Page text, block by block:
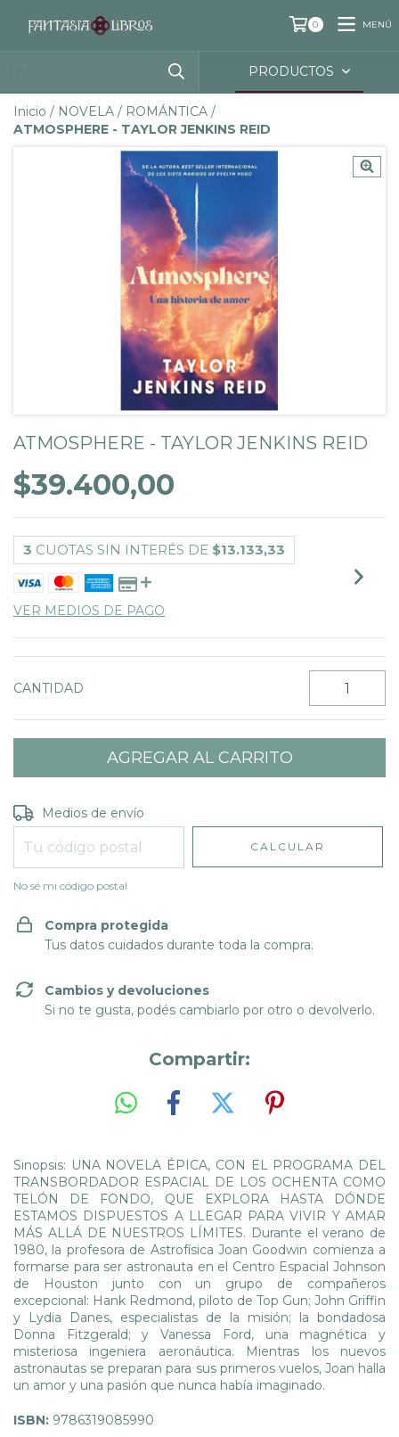
0 MENÚ
PRODUCTOS
Inicio / NOVELA / ROMÁNTICA /
ATMOSPHERE - TAYLOR JENKINS REID
ATMOSPHERE - TAYLOR JENKINS REID
$39.400,00
3 CUOTAS SIN INTERÉS DE $13.133,33
VER MEDIOS DE PAGO
CANTIDAD
Entregas para el CP:
Medios de envío
CALCULAR
No sé mi código postal
Compra protegida
Tus datos cuidados durante toda la compra.
Cambios y devoluciones
Si no te gusta, podés cambiarlo por otro o devolverlo.
Compartir:
Sinopsis: UNA NOVELA ÉPICA, CON EL PROGRAMA DEL
TRANSBORDADOR ESPACIAL DE LOS OCHENTA COMO
TELÓN DE FONDO, QUE EXPLORA HASTA DÓNDE
ESTAMOS DISPUESTOS A LLEGAR PARA VIVIR Y AMAR
MÁS ALLÁ DE NUESTROS LÍMITES. Durante el verano de
1980, la profesora de Astrofísica Joan Goodwin comienza a
formarse para ser astronauta en el Centro Espacial Johnson
de Houston junto con un grupo de compañeros
excepcional: Hank Redmond, piloto de Top Gun; John Griffin
y Lydia Danes, especialistas de la misión; la bondadosa
Donna Fitzgerald; y Vanessa Ford, una magnética y
misteriosa ingeniera aeronáutica. Mientras los nuevos
astronautas se preparan para sus primeros vuelos, Joan halla
un amor y una pasión que nunca había imaginado.
ISBN: 9786319085990